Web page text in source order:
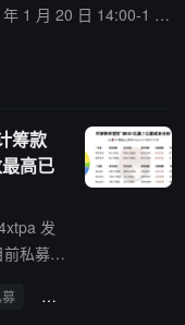
1 月 20 日 14:00-1 月
港、韩国地区用户参
Jumpstart 是一个优
新兴数字资产早期投资
当前提供新币
筹款
高已
发
私募参
公募